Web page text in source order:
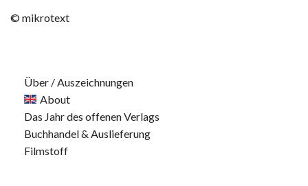
© mikrotext
Über / Auszeichnungen
About
Das Jahr des offenen Verlags
Buchhandel & Auslieferung
Filmstoff